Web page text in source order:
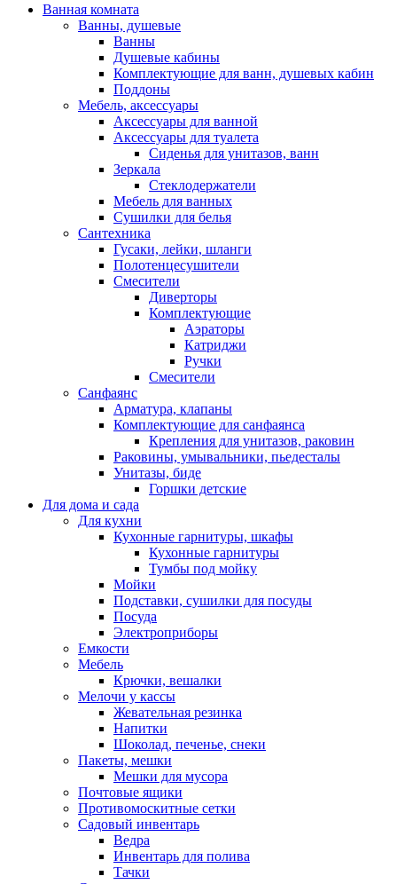
Ванная комната
Ванны, душевые
Ванны
Душевые кабины
Комплектующие для ванн, душевых кабин
Поддоны
Мебель, аксессуары
Аксессуары для ванной
Аксессуары для туалета
Сиденья для унитазов, ванн
Зеркала
Стеклодержатели
Мебель для ванных
Сушилки для белья
Сантехника
Гусаки, лейки, шланги
Полотенцесушители
Смесители
Диверторы
Комплектующие
Аэраторы
Катриджи
Ручки
Смесители
Санфаянс
Арматура, клапаны
Комплектующие для санфаянса
Крепления для унитазов, раковин
Раковины, умывальники, пьедесталы
Унитазы, биде
Горшки детские
Для дома и сада
Для кухни
Кухонные гарнитуры, шкафы
Кухонные гарнитуры
Тумбы под мойку
Мойки
Подставки, сушилки для посуды
Посуда
Электроприборы
Емкости
Мебель
Крючки, вешалки
Мелочи у кассы
Жевательная резинка
Напитки
Шоколад, печенье, снеки
Пакеты, мешки
Мешки для мусора
Почтовые ящики
Противомоскитные сетки
Садовый инвентарь
Ведра
Инвентарь для полива
Тачки